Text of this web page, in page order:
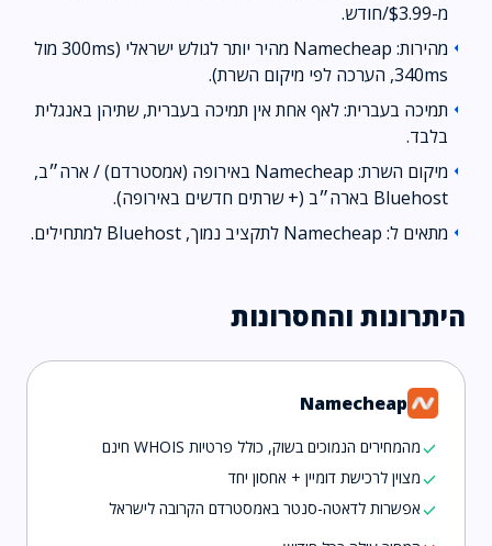
מ-$3.99/חודש.
arrow_left
מהירות: Namecheap מהיר יותר לגולש ישראלי (300ms מול
340ms, הערכה לפי מיקום השרת).
arrow_left תמיכה בעברית: לאף אחת אין תמיכה בעברית, שתיהן באנגלית
בלבד.
arrow_left
מיקום השרת: Namecheap באירופה (אמסטרדם) / ארה״ב,
Bluehost בארה״ב (+ שרתים חדשים באירופה).
arrow_left מתאים ל: Namecheap לתקציב נמוך, Bluehost למתחילים.
היתרונות והחסרונות
Namecheap
checkמהמחירים הנמוכים בשוק, כולל פרטיות WHOIS חינם
checkמצוין לרכישת דומיין + אחסון יחד
checkאפשרות לדאטה-סנטר באמסטרדם הקרובה לישראל